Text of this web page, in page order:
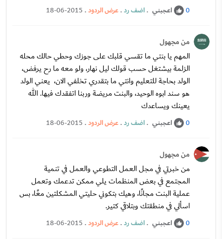
0 اعجبني .اضف رد.عرض الردود.
18-06-2015
من مجهول
المهم يا بنتي ما تقسي قلبك على جوزك وحطي حالك محله
الزلمة بيشتغل حسب قولك ليل نهار، ولو معه ما رح يرفض،
الولد بحاجة للتعليم وانتي ما بتقدري تخلفي الان، يعني الولد
هو سند ابوه الوحيد، والبنت مريضة وربنا اتفقدك فيها. الله
يعينك ويساعدك
0 اعجبني .اضف رد.عرض الردود.
18-06-2015
من مجهول
من خبرتي في مجل العمل التطوعي والعمل في تنمية
المجتمع في بعض المنظمات يلي ممكن تدعمك وتعمل
عملية البنت مجانًا، وهيك بتكوني حليتي المشكلتين معًا، بس
اسألي في منطقتك وبتلاقي كتير.
0 اعجبني .اضف رد.عرض الردود.
18-06-2015